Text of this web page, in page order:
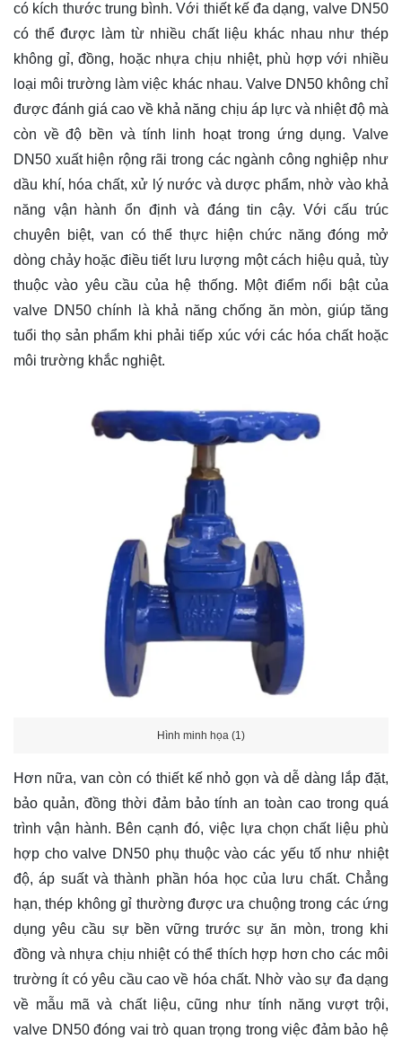
có kích thước trung bình. Với thiết kế đa dạng, valve DN50
có thể được làm từ nhiều chất liệu khác nhau như thép
không gỉ, đồng, hoặc nhựa chịu nhiệt, phù hợp với nhiều
loại môi trường làm việc khác nhau. Valve DN50 không chỉ
được đánh giá cao về khả năng chịu áp lực và nhiệt độ mà
còn về độ bền và tính linh hoạt trong ứng dụng. Valve
DN50 xuất hiện rộng rãi trong các ngành công nghiệp như
dầu khí, hóa chất, xử lý nước và dược phẩm, nhờ vào khả
năng vận hành ổn định và đáng tin cậy. Với cấu trúc
chuyên biệt, van có thể thực hiện chức năng đóng mở
dòng chảy hoặc điều tiết lưu lượng một cách hiệu quả, tùy
thuộc vào yêu cầu của hệ thống. Một điểm nổi bật của
valve DN50 chính là khả năng chống ăn mòn, giúp tăng
tuổi thọ sản phẩm khi phải tiếp xúc với các hóa chất hoặc
môi trường khắc nghiệt.
Hình minh họa (1)
Hơn nữa, van còn có thiết kế nhỏ gọn và dễ dàng lắp đặt,
bảo quản, đồng thời đảm bảo tính an toàn cao trong quá
trình vận hành. Bên cạnh đó, việc lựa chọn chất liệu phù
hợp cho valve DN50 phụ thuộc vào các yếu tố như nhiệt
độ, áp suất và thành phần hóa học của lưu chất. Chẳng
hạn, thép không gỉ thường được ưa chuộng trong các ứng
dụng yêu cầu sự bền vững trước sự ăn mòn, trong khi
đồng và nhựa chịu nhiệt có thể thích hợp hơn cho các môi
trường ít có yêu cầu cao về hóa chất. Nhờ vào sự đa dạng
về mẫu mã và chất liệu, cũng như tính năng vượt trội,
valve DN50 đóng vai trò quan trọng trong việc đảm bảo hệ